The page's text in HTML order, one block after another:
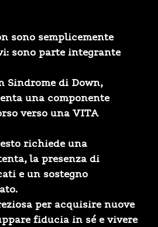
sono semplicemente
sono parte integrante
Sindrome di Down,
una componente
verso unaVITA
richiede una
la presenza di
e un sostegno
per acquisire nuove
fiducia in sé e vivere